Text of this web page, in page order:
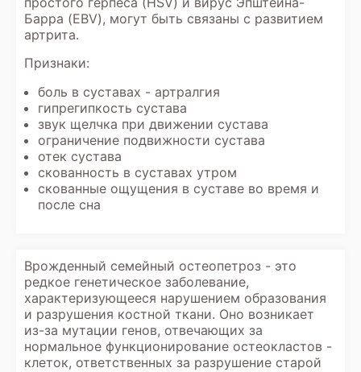
Барра (EBV), могут быть связаны с развитием
артрита.
Признаки:
боль в суставах - артралгия
гипрегипкость сустава
звук щелчка при движении сустава
ограничение подвижности сустава
отек сустава
скованность в суставах утром
скованные ощущения в суставе во время и
после сна
Врожденный семейный остеопетроз - это
редкое генетическое заболевание,
характеризующееся нарушением образования
и разрушения костной ткани. Оно возникает
из-за мутации генов, отвечающих за
нормальное функционирование остеокластов -
клеток, ответственных за разрушение старой